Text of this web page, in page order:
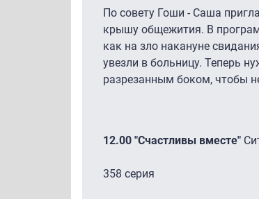
По совету Гоши - Саша
крышу общежития. В
как на зло накануне
увезли в больницу. Теперь
разрезанным боком, чтобы
12.00 "Счастливы вместе"
358 серия